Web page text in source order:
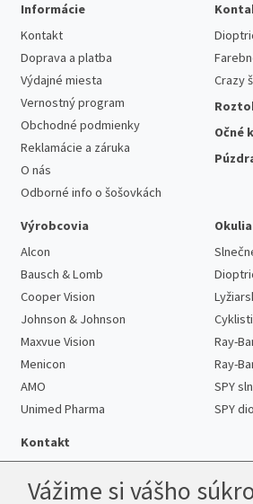
Informácie
Kontakt
Doprava a platba
Výdajné miesta
Vernostný program
Obchodné podmienky
Reklamácie a záruka
O nás
Odborné info o šošovkách
Crazy
Očné
Výrobcovia
Alcon
Bausch & Lomb
Cooper Vision
Johnson & Johnson
Maxvue Vision
Menicon
AMO
Unimed Pharma
Ray-
Ray-
SPY
SPY
Kontakt
Vážime si vášho